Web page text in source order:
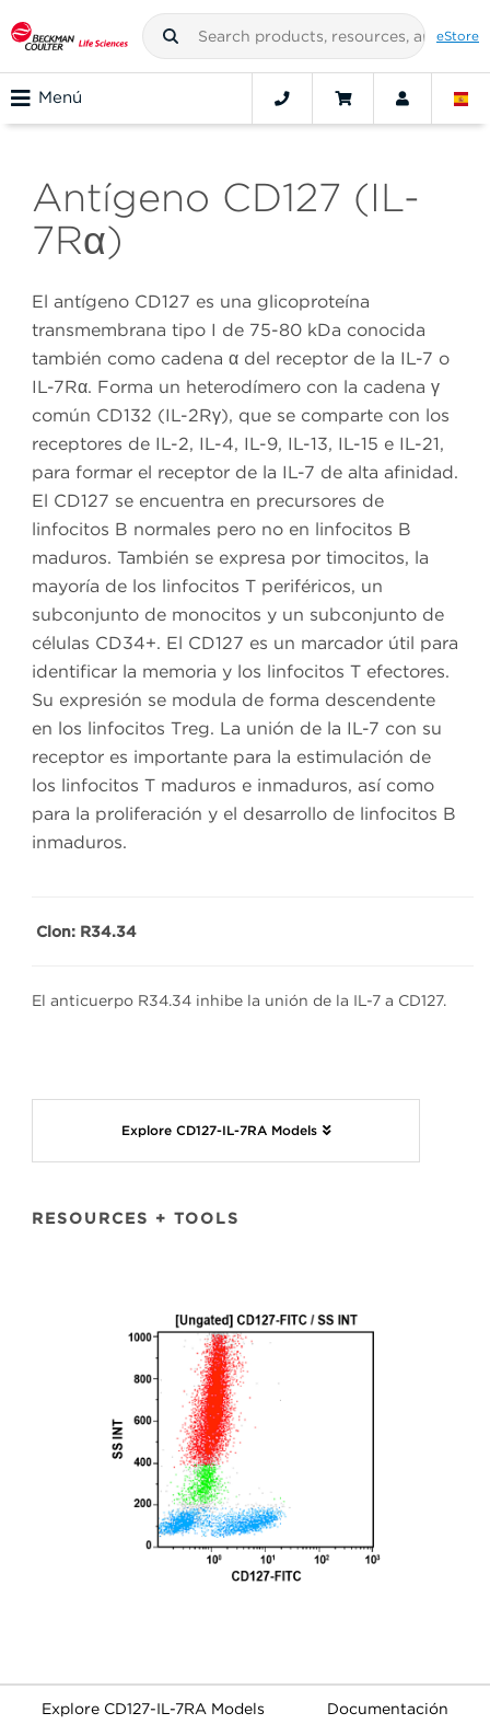
eStore
Menú
Antígeno CD127 (IL-
7Rα)
El antígeno CD127 es una glicoproteína
transmembrana tipo I de 75-80 kDa conocida
también como cadena α del receptor de la IL-7 o
IL-7Rα. Forma un heterodímero con la cadena γ
común CD132 (IL-2Rγ), que se comparte con los
receptores de IL-2, IL-4, IL-9, IL-13, IL-15 e IL-21,
para formar el receptor de la IL-7 de alta afinidad.
El CD127 se encuentra en precursores de
linfocitos B normales pero no en linfocitos B
maduros. También se expresa por timocitos, la
mayoría de los linfocitos T periféricos, un
subconjunto de monocitos y un subconjunto de
células CD34+. El CD127 es un marcador útil para
identificar la memoria y los linfocitos T efectores.
Su expresión se modula de forma descendente
en los linfocitos Treg. La unión de la IL-7 con su
receptor es importante para la estimulación de
los linfocitos T maduros e inmaduros, así como
para la proliferación y el desarrollo de linfocitos B
inmaduros.
Clon: R34.34
El anticuerpo R34.34 inhibe la unión de la IL-7 a CD127.
Explore CD127-IL-7RA Models
RESOURCES + TOOLS
Explore CD127-IL-7RA Models Documentación